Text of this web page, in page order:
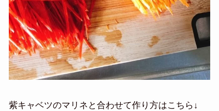
紫キャベツのマリネと合わせて作り方はこちら↓